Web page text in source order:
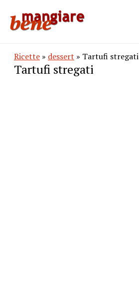
Ricette » dessert » Tartufi stregati
Tartufi stregati